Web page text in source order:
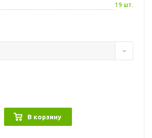
19 шт.
В корзину